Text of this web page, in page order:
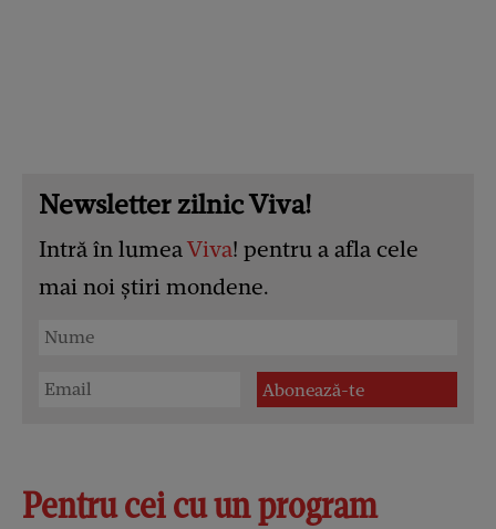
Newsletter zilnic Viva!
Intră în lumeaViva! pentru a afla cele
mai noi știri mondene.
Pentru cei cu un program